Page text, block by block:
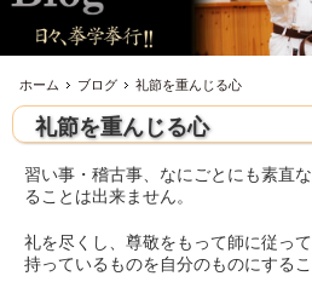
ホーム ブログ 礼節を重んじる心
礼節を重んじる心
習い事・稽古事、なにごとにも素直
ることは出来ません。
礼を尽くし、尊敬をもって師に従っ
持っているものを自分のものにするこ